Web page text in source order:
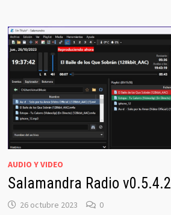
AUDIO Y VIDEO
Salamandra Radio v0.5.4.2
26 octubre 2023 0